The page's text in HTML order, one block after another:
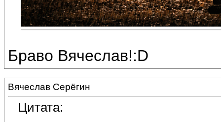
Браво Вячеслав!:D
Вячеслав Серёгин
Цитата: